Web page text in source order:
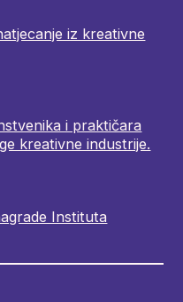
iz kreativne
i praktičara
kreativne industrije.
Instituta